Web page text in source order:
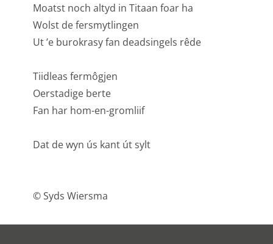
Moatst noch altyd in Titaan foar ha
Wolst de fersmytlingen
Ut ’e burokrasy fan deadsingels rêde
Tiidleas fermôgjen
Oerstadige berte
Fan har hom-en-gromliif
Dat de wyn ús kant út sylt
© Syds Wiersma